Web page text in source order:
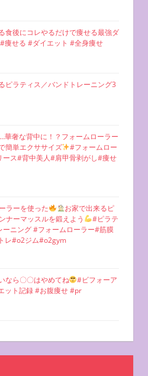
食後にコレやるだけで痩せる最強ダ
痩せる #ダイエット #全身痩せ
ピラティス／バンドトレーニング3
華奢な背中に！？フォームローラー
簡単エクササイズ
#フォームロー
ース#背中美人#肩甲骨剥がし#痩せ
ラーを使った
お家で出来るピ
ナーマッスルを鍛えよう
#ピラテ
ーニング #フォームローラー#筋膜
レ#o2ジム#o2gym
なら〇〇はやめてね
#ビフォーア
ット記録 #お腹痩せ #pr